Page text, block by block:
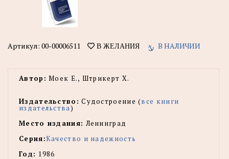
Артикул: 00-00006511 В ЖЕЛАНИЯ В НАЛИЧИИ
Автор: Моек Е., Штрикерт Х.
Издательство: Судостроение (все книги
издательства)
Место издания: Ленинград
Серия:Качество и надежность
Год: 1986